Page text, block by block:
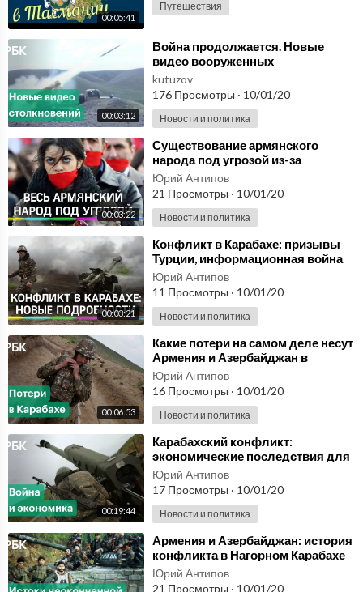
00:05:41
Путешествия
00:03:12
⁣Война продолжается. Новые
видео вооруженных
столкновений армий Армении и
Азербайджана
kutuzov
176 Просмотры · 10/01/20
Новости и политика
00:03:22
⁣Существование армянского
народа под угрозой из-за
конфликта вокруг Карабаха -
власти Армении
Юрий Антипов
21 Просмотры · 10/01/20
Новости и политика
00:03:21
⁣Конфликт в Карабахе: призывы
Турции, информационная война
Армении и Азербайджана и новое
видео боёв
Юрий Антипов
11 Просмотры · 10/01/20
Новости и политика
00:06:53
⁣Какие потери на самом деле несут
Армения и Азербайджан в
Карабахском конфликте
Юрий Антипов
16 Просмотры · 10/01/20
Новости и политика
00:19:44
⁣Карабахский конфликт:
экономические последствия для
России, Армении и Азербайджана
Юрий Антипов
17 Просмотры · 10/01/20
Новости и политика
⁣Армения и Азербайджан: история
конфликта в Нагорном Карабахе
Юрий Антипов
21 Просмотры · 10/01/20